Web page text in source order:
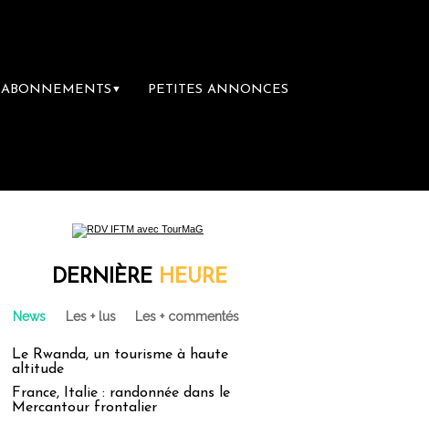
ABONNEMENTS ▼ PETITES ANNONCES
DERNIÈRE HEURE
News Les + lus Les + commentés
Le Rwanda, un tourisme à haute
altitude
France, Italie : randonnée dans le
Mercantour frontalier